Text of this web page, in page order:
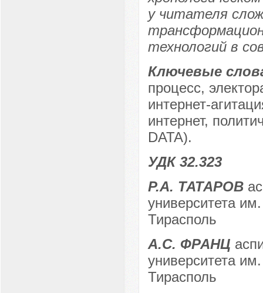
у читателя
технологий в
Ключевые
процесс,
интернет-
интернет,
DATA).
УДК 32.323
Р.А. ТАТАРОВ
университета
Тирасполь
А.С. ФРАНЦ
университета
Тирасполь